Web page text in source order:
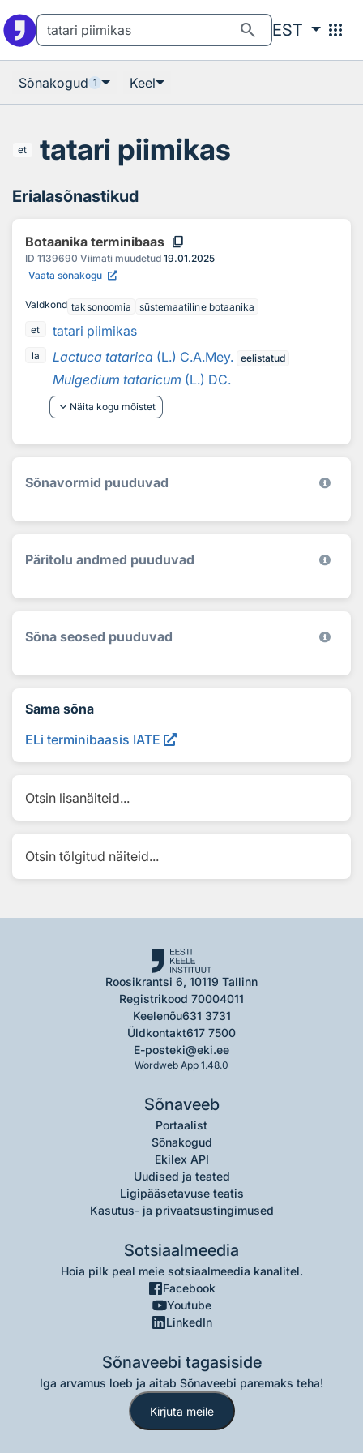
search EST apps
Sõnakogud 1 Keel
et tatari piimikas
Erialasõnastikud
Botaanika terminibaas content_copy
ID 1139690 Viimati muudetud 19.01.2025
Vaata sõnakogu
Valdkond taksonoomia
süstemaatiline botaanika
et
tatari piimikas
la Lactuca tatarica (L.) C.A.Mey. eelistatud
Mulgedium tataricum (L.) DC.
keyboard_arrow_down Näita kogu mõistet
Sõnavormid puuduvad
Päritolu andmed puuduvad
Sõna seosed puuduvad
Sama sõna
ELi terminibaasis IATE
Otsin lisanäiteid...
Otsin tõlgitud näiteid...
Roosikrantsi 6, 10119 Tallinn
Registrikood 70004011
Keelenõu631 3731
Üldkontakt617 7500
E-posteki@eki.ee
Wordweb App 1.48.0
Sõnaveeb
Portaalist
Sõnakogud
Ekilex API
Uudised ja teated
Ligipääsetavuse teatis
Kasutus- ja privaatsustingimused
Sotsiaalmeedia
Hoia pilk peal meie sotsiaalmeedia kanalitel.
Facebook
Youtube
LinkedIn
Sõnaveebi tagasiside
Iga arvamus loeb ja aitab Sõnaveebi paremaks teha!
Kirjuta meile